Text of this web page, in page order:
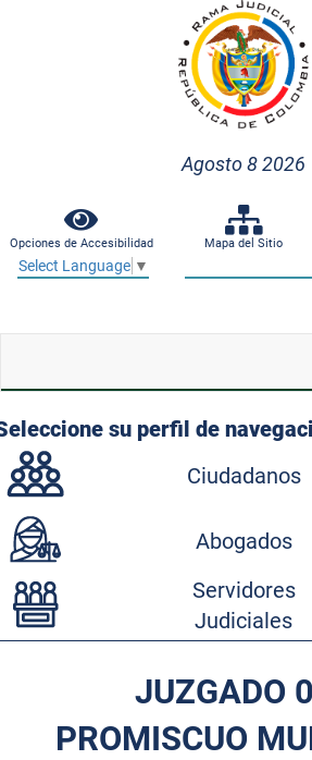
Agosto 8 2026
Opciones de Accesibilidad Mapa del Sitio
Select Language ▼
su perfil de
Ciudadanos
Abogados
Servidores
Judiciales
JUZGADO
PROMISCUO